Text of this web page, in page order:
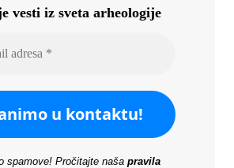
vesti iz sveta arheologije
spamove! Pročitajte našapravila